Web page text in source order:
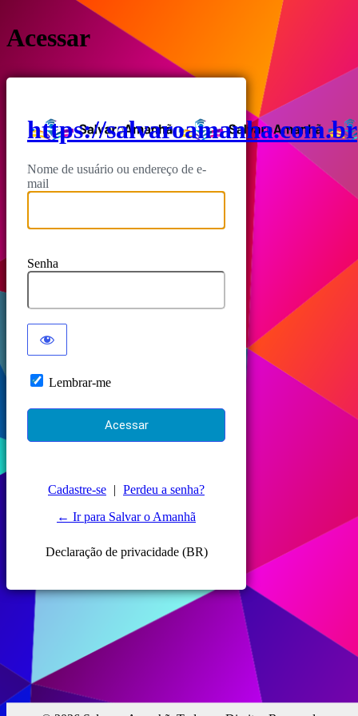
Acessar
https://salvaroamanha.com.br
Nome de usuário ou endereço de e-
mail
Senha
Lembrar-me
Cadastre-se | Perdeu a senha?
← Ir para Salvar o Amanhã
Declaração de privacidade (BR)